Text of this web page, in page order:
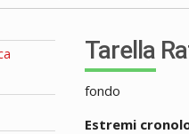
Tarella
fondo
Estremi